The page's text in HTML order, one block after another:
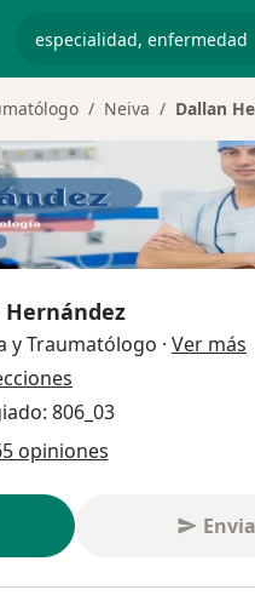
Neiva Dallan
Hernández
y Traumatólogo · Ver más
806_03
opiniones